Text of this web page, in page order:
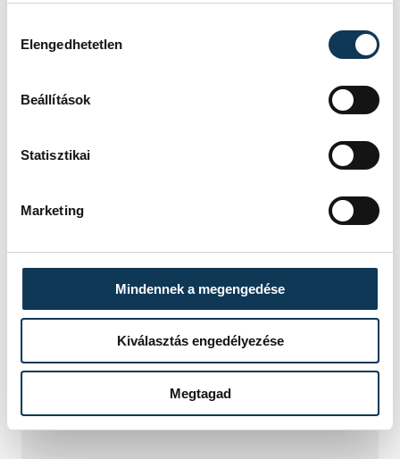
Elengedhetetlen
Beállítások
Statisztikai
Marketing
Mindennek a megengedése
Kiválasztás engedélyezése
Megtagad
IDŐJÁRÁS
Icipici felfrissülés
A legnehezebb nap